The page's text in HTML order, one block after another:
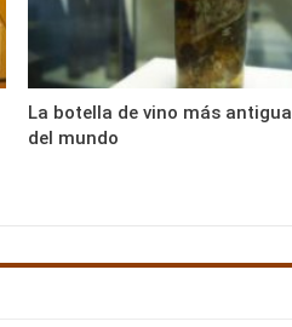
La botella de vino más antigua
del mundo